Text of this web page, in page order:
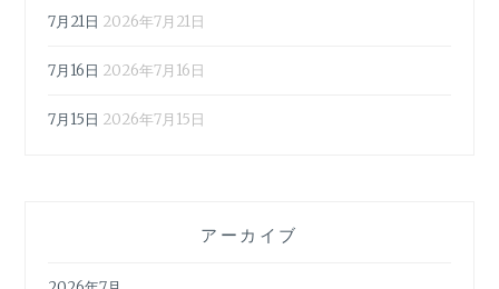
7月21日 2026年7月21日
7月16日 2026年7月16日
7月15日 2026年7月15日
アーカイブ